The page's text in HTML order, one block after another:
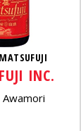
INC.
Awamori